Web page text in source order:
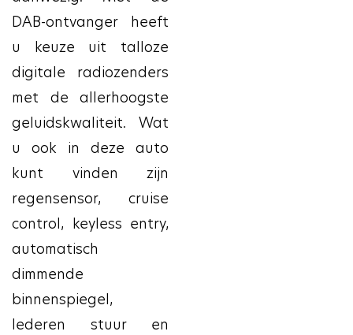
DAB-ontvanger heeft
u keuze uit talloze
digitale radiozenders
met de allerhoogste
geluidskwaliteit. Wat
u ook in deze auto
kunt vinden zijn
regensensor, cruise
control, keyless entry,
automatisch
dimmende
binnenspiegel,
lederen stuur en